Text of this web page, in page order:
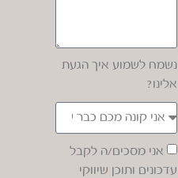
נשמח לשמוע איך הגעת
אלינו?
אני מסכים/ה לקבל
עדכונים ותוכן שיווקי